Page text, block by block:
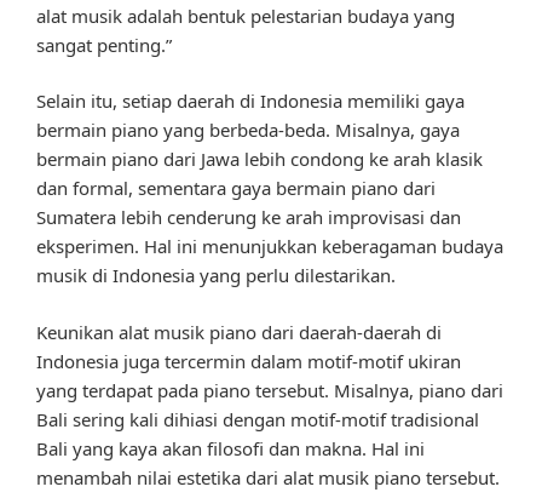
alat musik adalah bentuk pelestarian budaya yang
sangat penting.”
Selain itu, setiap daerah di Indonesia memiliki gaya
bermain piano yang berbeda-beda. Misalnya, gaya
bermain piano dari Jawa lebih condong ke arah klasik
dan formal, sementara gaya bermain piano dari
Sumatera lebih cenderung ke arah improvisasi dan
eksperimen. Hal ini menunjukkan keberagaman budaya
musik di Indonesia yang perlu dilestarikan.
Keunikan alat musik piano dari daerah-daerah di
Indonesia juga tercermin dalam motif-motif ukiran
yang terdapat pada piano tersebut. Misalnya, piano dari
Bali sering kali dihiasi dengan motif-motif tradisional
Bali yang kaya akan filosofi dan makna. Hal ini
menambah nilai estetika dari alat musik piano tersebut.